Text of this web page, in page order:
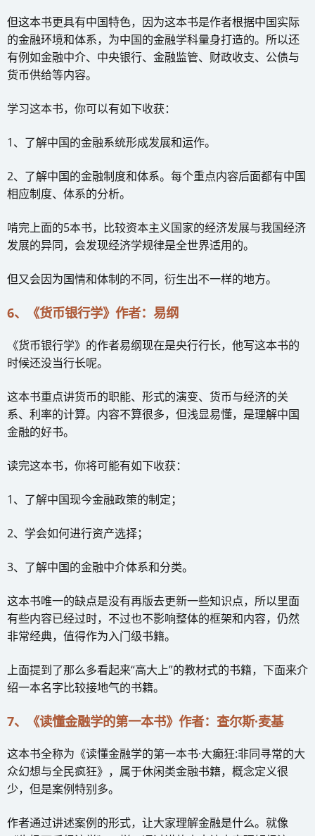
但这本书更具有中国特色，因为这本书是作者根据中国实际
的金融环境和体系，为中国的金融学科量身打造的。所以还
有例如金融中介、中央银行、金融监管、财政收支、公债与
货币供给等内容。
学习这本书，你可以有如下收获：
1、了解中国的金融系统形成发展和运作。
2、了解中国的金融制度和体系。每个重点内容后面都有中国
相应制度、体系的分析。
啃完上面的5本书，比较资本主义国家的经济发展与我国经济
发展的异同，会发现经济学规律是全世界适用的。
但又会因为国情和体制的不同，衍生出不一样的地方。
6、《货币银行学》作者：易纲
《货币银行学》的作者易纲现在是央行行长，他写这本书的
时候还没当行长呢。
这本书重点讲货币的职能、形式的演变、货币与经济的关
系、利率的计算。内容不算很多，但浅显易懂，是理解中国
金融的好书。
读完这本书，你将可能有如下收获：
1、了解中国现今金融政策的制定；
2、学会如何进行资产选择；
3、了解中国的金融中介体系和分类。
这本书唯一的缺点是没有再版去更新一些知识点，所以里面
有些内容已经过时，不过也不影响整体的框架和内容，仍然
非常经典，值得作为入门级书籍。
上面提到了那么多看起来“高大上”的教材式的书籍，下面来介
绍一本名字比较接地气的书籍。
7、《读懂金融学的第一本书》作者：查尔斯·麦基
这本书全称为《读懂金融学的第一本书·大癫狂:非同寻常的大
众幻想与全民疯狂》，属于休闲类金融书籍，概念定义很
少，但是案例特别多。
作者通过讲述案例的形式，让大家理解金融是什么。就像